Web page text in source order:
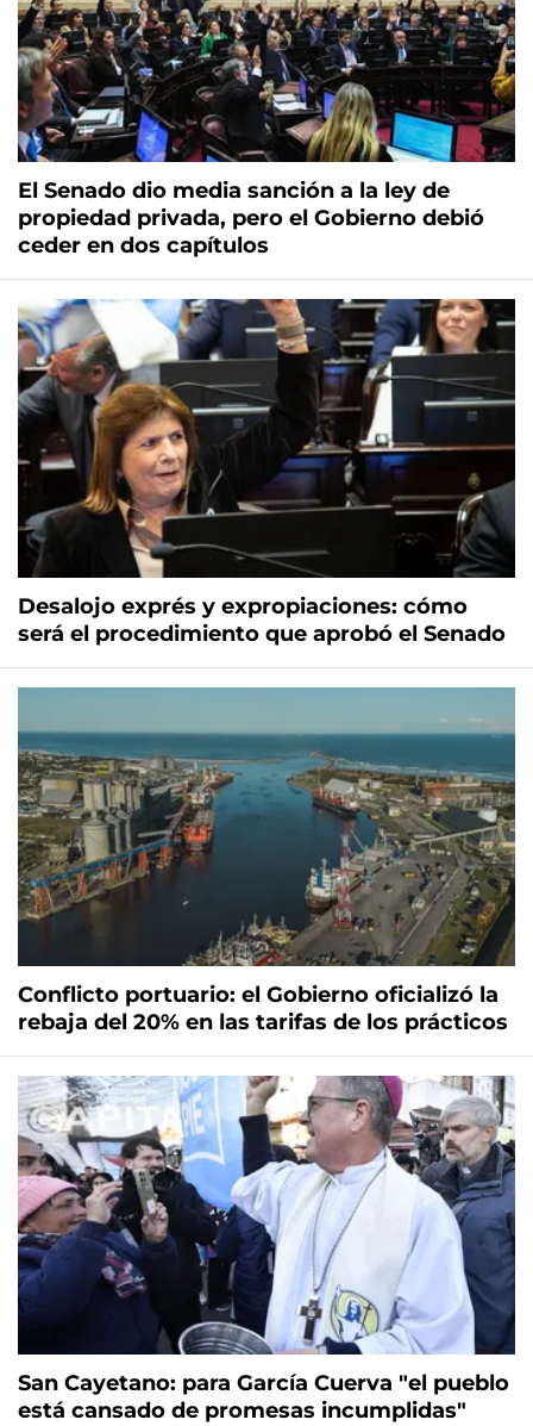
El Senado dio media sanción a la ley de
propiedad privada, pero el Gobierno debió
ceder en dos capítulos
Desalojo exprés y expropiaciones: cómo
será el procedimiento que aprobó el Senado
Conflicto portuario: el Gobierno oficializó la
rebaja del 20% en las tarifas de los prácticos
San Cayetano: para García Cuerva "el pueblo
está cansado de promesas incumplidas"